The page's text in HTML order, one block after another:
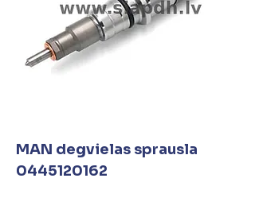
MAN degvielas sprausla
0445120162